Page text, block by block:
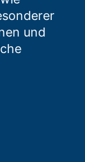
und